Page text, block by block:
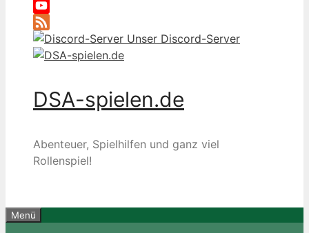
X
YouTube
Feed
Unser Discord-Server
DSA-spielen.de
Abenteuer, Spielhilfen und ganz viel
Rollenspiel!
Menü